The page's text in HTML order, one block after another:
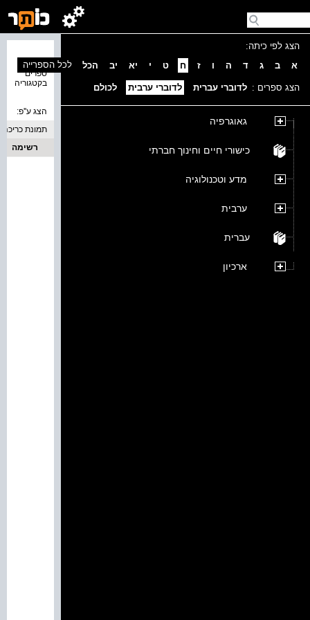
הצג לפי כיתה:
א
ב ג ד ה ו ז ח ט י יא יב הכל
הצג ספרים : לדוברי עברית לדוברי ערבית לכולם
גאוגרפיה
כישורי חיים וחינוך חברתי
מדע וטכנולוגיה
ערבית
עברית
ארכיון
ספרים
בקטגוריה
לכל הספרייה
הצג ע''פ:
תמונת כריכה
רשימה